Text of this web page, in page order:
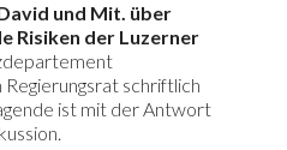
und Mit. über
Risiken der Luzerner
schriftlich
ist mit der Antwort